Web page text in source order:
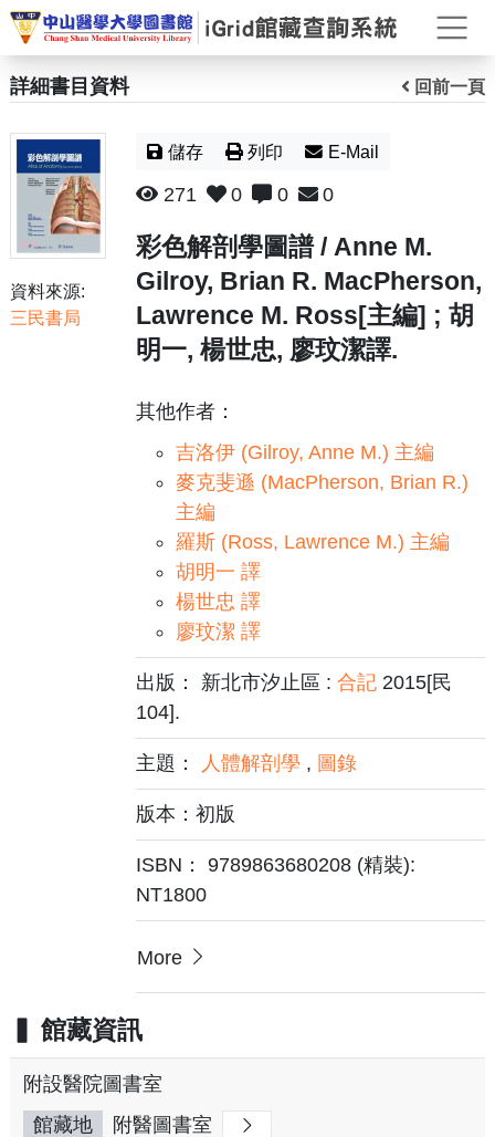
打
詳細書目資料 回前一頁
資料來源:
三民書局
儲存 列印 E-Mail
271 0 0 0
彩色解剖學圖譜 / Anne M.
Gilroy, Brian R. MacPherson,
Lawrence M. Ross[主編] ; 胡
明一, 楊世忠, 廖玟潔譯.
其他作者：
吉洛伊 (Gilroy, Anne M.) 主編
麥克斐遜 (MacPherson, Brian R.)
主編
羅斯 (Ross, Lawrence M.) 主編
胡明一 譯
楊世忠 譯
廖玟潔 譯
出版： 新北市汐止區 :合記 2015[民
104].
主題： 人體解剖學 , 圖錄
版本：初版
ISBN： 9789863680208 (精裝):
NT1800
More
館藏資訊
附設醫院圖書室
館藏地
附醫圖書室